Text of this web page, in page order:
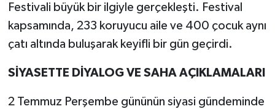
Festivali büyük bir ilgiyle gerçekleşti. Festival
kapsamında, 233 koruyucu aile ve 400 çocuk aynı
çatı altında buluşarak keyifli bir gün geçirdi.
SİYASETTE DİYALOG VE SAHA AÇIKLAMALARI
2 Temmuz Perşembe gününün siyasi gündeminde
Manşet Altı